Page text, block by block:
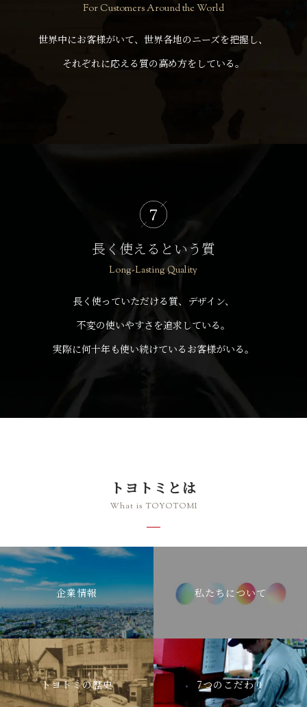
For Customers Around the World
世界中にお客様がいて、世界各地のニーズを把握し、
それぞれに応える質の高め方をしている。
長く使えるという質
Long-Lasting Quality
長く使っていただける質、デザイン、
不変の使いやすさを追求している。
実際に何十年も使い続けているお客様がいる。
トヨトミとは
What is TOYOTOMI
企業情報 私たちについて
トヨトミの歴史 7つのこだわり